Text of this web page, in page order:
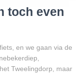
toch even
en we gaan via de
Tweelingdorp, maar